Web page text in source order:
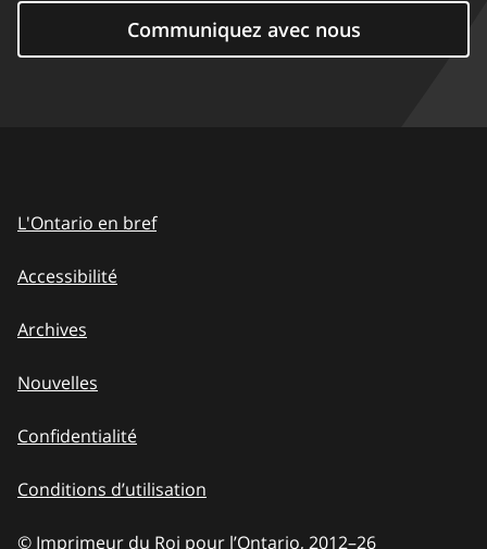
Communiquez avec nous
L'Ontario en bref
Accessibilité
Archives
Nouvelles
Confidentialité
Conditions d’utilisation
© Imprimeur du Roi pour l’Ontario, 2012–to
26